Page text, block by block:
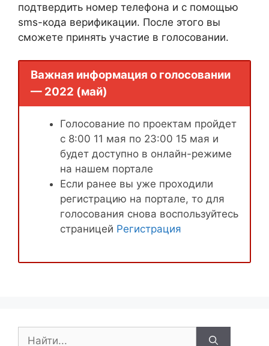
подтвердить номер телефона и с помощью
sms-кода верификации. После этого вы
сможете принять участие в голосовании.
Важная информация о голосовании
— 2022 (май)
Голосование по проектам пройдет
с 8:00 11 мая по 23:00 15 мая и
будет доступно в онлайн-режиме
на нашем портале
Если ранее вы уже проходили
регистрацию на портале, то для
голосования снова воспользуйтесь
страницей Регистрация